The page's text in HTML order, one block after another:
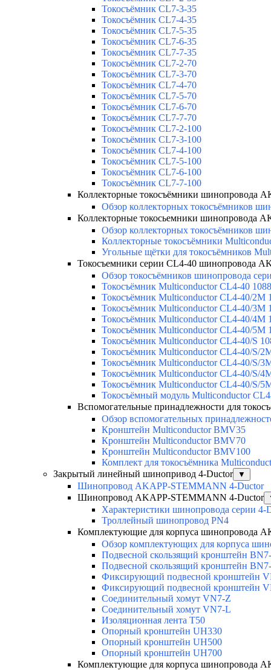
Токосъёмник CL7-3-35
Токосъёмник CL7-4-35
Токосъёмник CL7-5-35
Токосъёмник CL7-6-35
Токосъёмник CL7-7-35
Токосъёмник CL7-2-70
Токосъёмник CL7-3-70
Токосъёмник CL7-4-70
Токосъёмник CL7-5-70
Токосъёмник CL7-6-70
Токосъёмник CL7-7-70
Токосъёмник CL7-2-100
Токосъёмник CL7-3-100
Токосъёмник CL7-4-100
Токосъёмник CL7-5-100
Токосъёмник CL7-6-100
Токосъёмник CL7-7-100
Коллекторные токосъёмники шинопровода
Обзор коллекторных токосъёмников
Коллекторные токосьемники шинопровода
Обзор коллекторных токосъёмников
Коллекторные токосъёмники
Угольные щётки для токосъёмников
Токосъемники серии CL4-40 шинопровода
Обзор токосъёмников шинопровода
Токосъёмник Multiconductor CL4-40
Токосъёмник Multiconductor CL4-40/2M
Токосъёмник Multiconductor CL4-40/3M
Токосъёмник Multiconductor CL4-40/4M
Токосъёмник Multiconductor CL4-40/5M
Токосъёмник Multiconductor CL4-40/S
Токосъёмник Multiconductor CL4-40/S/
Токосъёмник Multiconductor CL4-40/S/
Токосъёмник Multiconductor CL4-40/S/
Токосъёмник Multiconductor CL4-40/S/
Токосъёмный модуль Multiconductor
Вспомогательные принадлежности для
Обзор вспомогательных
Кронштейн Multiconductor BMV35
Кронштейн Multiconductor BMV70
Кронштейн Multiconductor BMV100
Комплект для токосъёмника
Закрытый линейный шинопривод 4-Ductor
▼
Шинопровод AKAPP-STEMMANN 4-Ductor
Шинопровод AKAPP-STEMMANN 4-Ductor
Характеристики шинопровода серии 4-
Троллейный шинопровод PN4
Комплектующие для корпуса шинопровода
Обзор комплектующих для корпуса
Подвесной скользящий кронштейн
Подвесной скользящий кронштейн
Фиксирующий подвесной кронштейн
Фиксирующий подвесной кронштейн
Соединительный хомут VN7-Z
Соединительный хомут VN7-L
Изоляционная лента T50
Опорный кронштейн UH330
Опорный кронштейн UH500
Опорный кронштейн UH700
Комплектующие для корпуса шинопровода